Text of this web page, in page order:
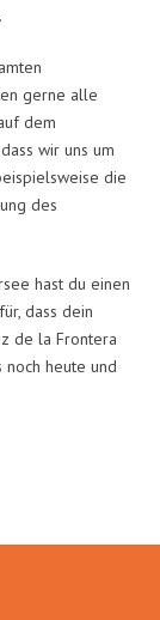
gerne alle
dem
wir uns um
die
des
hast du einen
dass dein
de la Frontera
noch heute und